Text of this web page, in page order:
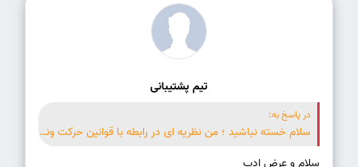
تیم پشتیبانی
در پاسخ به:
سلام خسته نباشید ؛ من نظریه ای در رابطه با قوانین حرکت ونظریات نسبیت ارائه داده ام .ایا میتوانم پیش از چاپ و نشر ان در قالب مقاله، ان را بصورت کتاب چاپ کنم یا نه بصورت کلی ایا هر مطلب علمی باید به تایید اساتید برسد تا بتوان ان را بصورت کتاب چاپ کرد؟ در مورد نظربه حقیر اساتید چندین سال است که سکوت کرده اند. تشکر از راهنماییتون